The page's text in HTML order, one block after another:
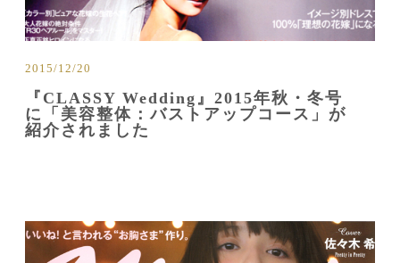
2015/12/20
『CLASSY Wedding』2015年秋・冬号
に「美容整体：バストアップコース」が
紹介されました